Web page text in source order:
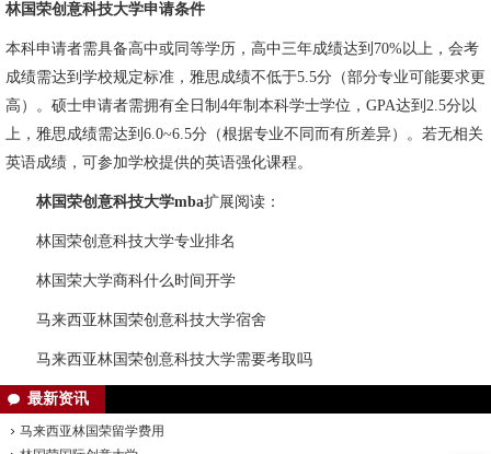
林国荣创意科技大学申请条件
本科申请者需具备高中或同等学历，高中三年成绩达到70%以上，会考
成绩需达到学校规定标准，雅思成绩不低于5.5分（部分专业可能要求更
高）。硕士申请者需拥有全日制4年制本科学士学位，GPA达到2.5分以
上，雅思成绩需达到6.0~6.5分（根据专业不同而有所差异）。若无相关
英语成绩，可参加学校提供的英语强化课程。
林国荣创意科技大学mba扩展阅读：
林国荣创意科技大学专业排名
林国荣大学商科什么时间开学
马来西亚林国荣创意科技大学宿舍
马来西亚林国荣创意科技大学需要考取吗
最新资讯
马来西亚林国荣留学费用